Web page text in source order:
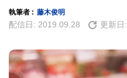
執筆者 : 藤木俊明
配信日: 2019.09.28 更新日: